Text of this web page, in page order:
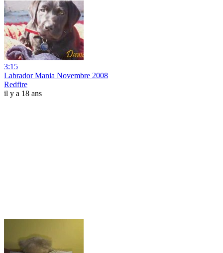
3:15
Labrador Mania Novembre 2008
Redfire
il y a 18 ans